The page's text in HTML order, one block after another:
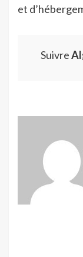
et
Suivre